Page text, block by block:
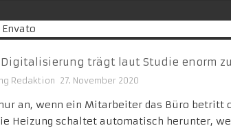
trägt laut Studie enorm
Redaktion 27. November 2020
an, wenn ein Mitarbeiter das Büro betritt
Heizung schaltet automatisch herunter,